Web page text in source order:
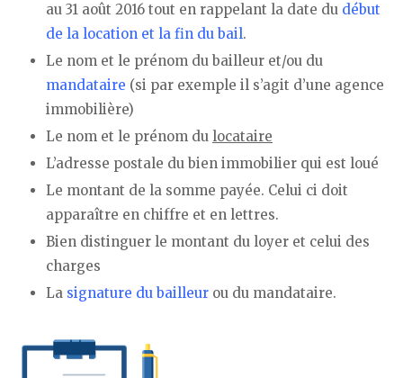
au 31 août 2016 tout en rappelant la date du début
de la location et la fin du bail.
Le nom et le prénom du bailleur et/ou du
mandataire (si par exemple il s’agit d’une agence
immobilière)
Le nom et le prénom du locataire
L’adresse postale du bien immobilier qui est loué
Le montant de la somme payée. Celui ci doit
apparaître en chiffre et en lettres.
Bien distinguer le montant du loyer et celui des
charges
La signature du bailleur ou du mandataire.